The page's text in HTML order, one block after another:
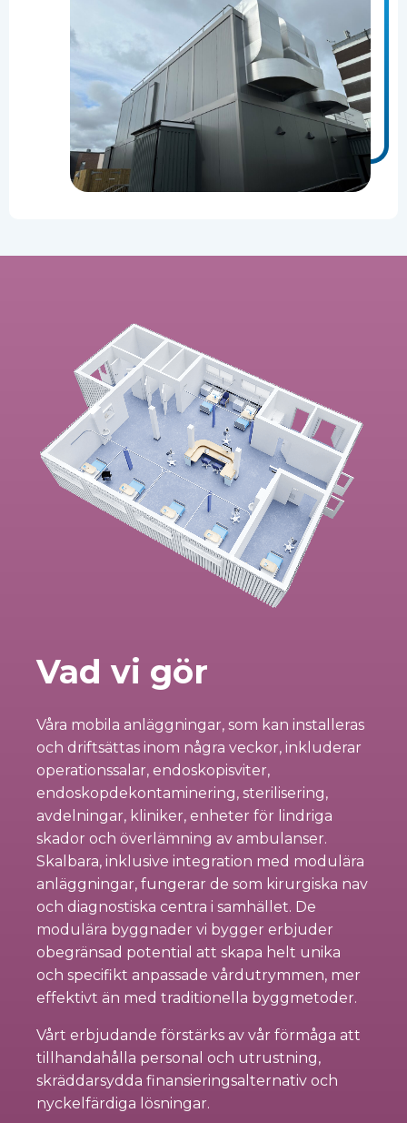
Vad vi gör
Våra mobila anläggningar, som kan installeras
och driftsättas inom några veckor, inkluderar
operationssalar, endoskopisviter,
endoskopdekontaminering, sterilisering,
avdelningar, kliniker, enheter för lindriga
skador och överlämning av ambulanser.
Skalbara, inklusive integration med modulära
anläggningar, fungerar de som kirurgiska nav
och diagnostiska centra i samhället. De
modulära byggnader vi bygger erbjuder
obegränsad potential att skapa helt unika
och specifikt anpassade vårdutrymmen, mer
effektivt än med traditionella byggmetoder.
Vårt erbjudande förstärks av vår förmåga att
tillhandahålla personal och utrustning,
skräddarsydda finansieringsalternativ och
nyckelfärdiga lösningar.